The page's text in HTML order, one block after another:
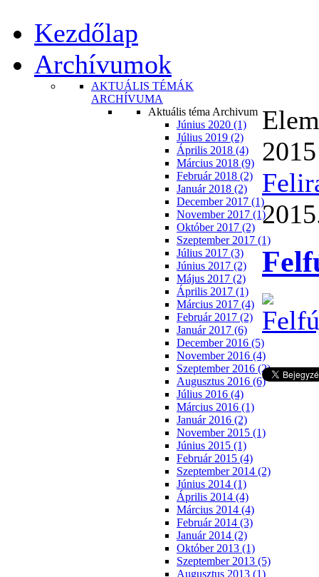
Kezdőlap
Archívumok
AKTUÁLIS TÉMÁK
ARCHÍVUMA
Aktuális téma Archivum
Június 2020 (1)
Július 2019 (2)
Április 2018 (4)
Március 2018 (9)
Február 2018 (2)
Január 2018 (2)
December 2017 (1)
November 2017 (1)
Október 2017 (2)
Szeptember 2017 (1)
Július 2017 (3)
Június 2017 (2)
Május 2017 (2)
Április 2017 (1)
Március 2017 (4)
Február 2017 (2)
Január 2017 (6)
December 2016 (5)
November 2016 (4)
Szeptember 2016 (2)
Augusztus 2016 (6)
Július 2016 (4)
Március 2016 (1)
Január 2016 (2)
November 2015 (1)
Június 2015 (1)
Február 2015 (4)
Szeptember 2014 (2)
Június 2014 (1)
Április 2014 (4)
Március 2014 (4)
Február 2014 (3)
Január 2014 (2)
Október 2013 (1)
Szeptember 2013 (5)
Augusztus 2013 (1)
2015